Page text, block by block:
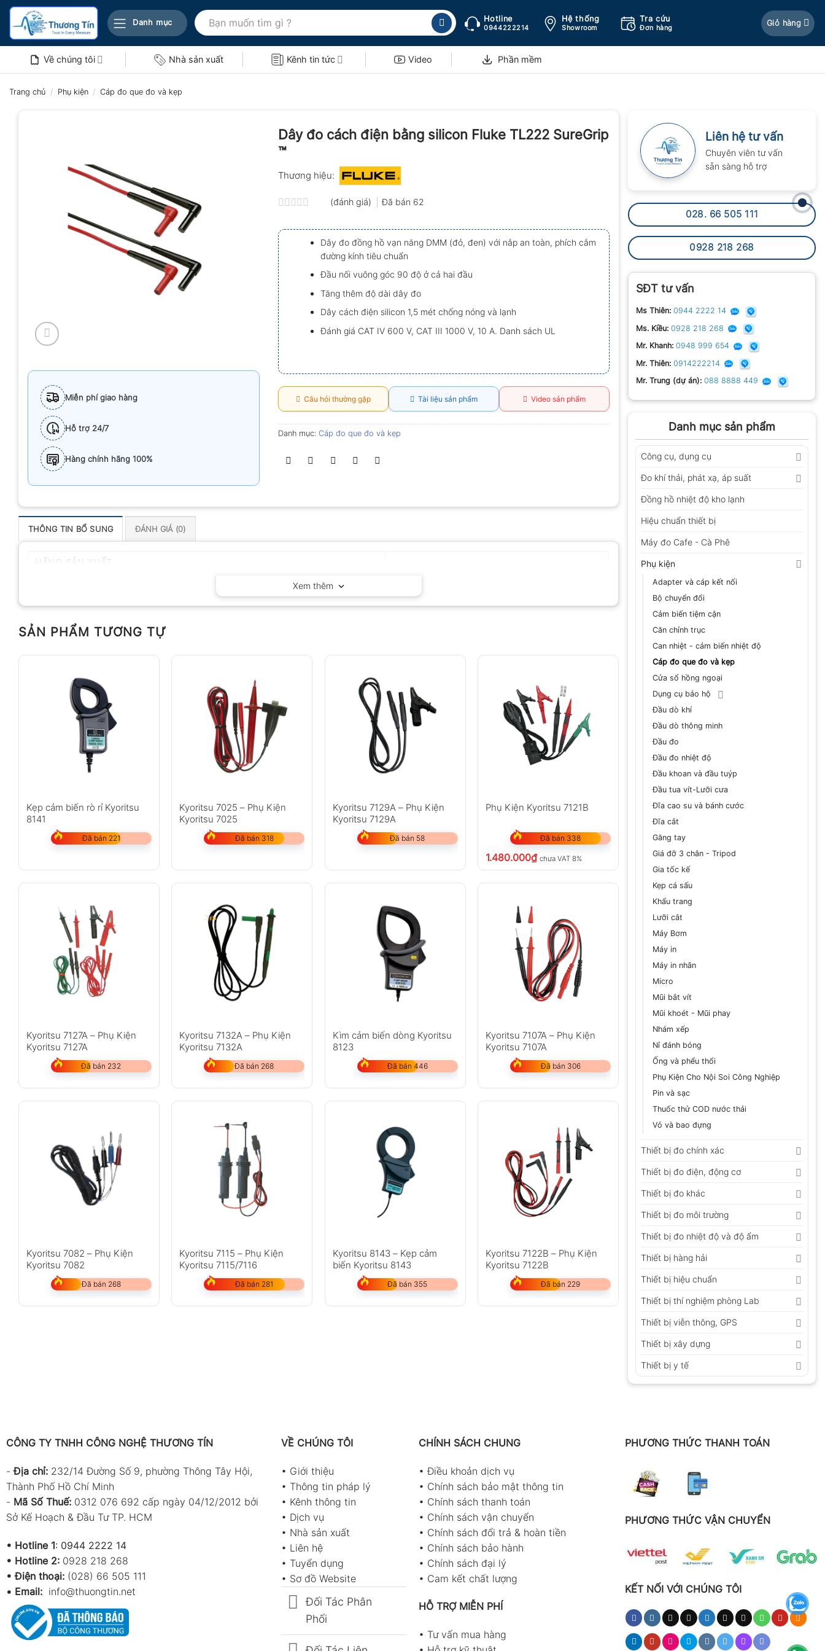
Bỏ
nội
Danh mục
Tìm
kiếm:
Hotline
0944222214
Hệ thống
Showroom
Tra cứu
Đơn hàng
Giỏ hàng
Về chúng tôi Nhà sản xuất Kênh tin tức Video Phần mềm
Trang chủ / Phụ kiện / Cáp đo que đo và kẹp
Liên hệ tư vấn
Chuyên viên tư vấn
sẵn sàng hỗ trợ
028. 66 505 111
0928 218 268
SĐT tư vấn
Ms Thiên: 0944 2222 14
Ms. Kiều: 0928 218 268
Mr. Khanh: 0948 999 654
Mr. Thiên: 0914222214
Mr. Trung (dự án): 088 8888 449
Danh mục sản phẩm
Công cụ, dụng cụ
Đo khí thải, phát xạ, áp suất
Đồng hồ nhiệt độ kho lạnh
Hiệu chuẩn thiết bị
Máy đo Cafe - Cà Phê
Phụ kiện
Adapter và cáp kết nối
Bộ chuyển đổi
Cảm biến tiệm cận
Căn chỉnh trục
Can nhiệt - cảm biến nhiệt độ
Cáp đo que đo và kẹp
Cửa sổ hồng ngoại
Dụng cụ bảo hộ
Đầu dò khí
Đầu dò thông minh
Đầu đo
Đầu đo nhiệt độ
Đầu khoan và đầu tuýp
Đầu tua vít-Lưỡi cưa
Đĩa cao su và bánh cước
Đĩa cắt
Găng tay
Giá đỡ 3 chân - Tripod
Gia tốc kế
Kẹp cá sấu
Khẩu trang
Lưỡi cắt
Máy Bơm
Máy in
Máy in nhãn
Micro
Mũi bắt vít
Mũi khoét - Mũi phay
Nhám xếp
Nỉ đánh bóng
Ống và phểu thổi
Phụ Kiện Cho Nội Soi Công Nghiệp
Pin và sạc
Thuốc thử COD nước thải
Vỏ và bao đựng
Thiết bị đo chính xác
Thiết bị đo điện, động cơ
Thiết bị đo khác
Thiết bị đo môi trường
Thiết bị đo nhiệt độ và độ ẩm
Thiết bị hàng hải
Thiết bị hiệu chuẩn
Thiết bị thí nghiệm phòng Lab
Thiết bị viễn thông, GPS
Thiết bị xây dựng
Thiết bị y tế
Miễn phí giao hàng
Hỗ trợ 24/7
Hàng chính hãng 100%
Dây đo cách điện bằng silicon Fluke TL222 SureGrip
™
Thương hiệu:
xếp
hạng
0.0
5
sao
(đánh giá) Đã bán 62
Dây đo đồng hồ vạn năng DMM (đỏ, đen) với nắp an toàn, phích cắm
đường kính tiêu chuẩn
Đầu nối vuông góc 90 độ ở cả hai đầu
Tăng thêm độ dài dây đo
Dây cách điện silicon 1,5 mét chống nóng và lạnh
Đánh giá CAT IV 600 V, CAT III 1000 V, 10 A. Danh sách UL
Câu hỏi thường gặp Tài liệu sản phẩm Video sản phẩm
Danh mục: Cáp đo que đo và kẹp
THÔNG TIN BỔ SUNG ĐÁNH GIÁ (0)
Xem thêm
SẢN PHẨM TƯƠNG TỰ
Kẹp cảm biến rò rỉ Kyoritsu
8141
Đã bán 221
Kyoritsu 7025 – Phụ Kiện
Kyoritsu 7025
Đã bán 318
Kyoritsu 7129A – Phụ Kiện
Kyoritsu 7129A
Đã bán 58
Phụ Kiện Kyoritsu 7121B
Đã bán 338
1.480.000₫ chưa VAT 8%
Kyoritsu 7127A – Phụ Kiện
Kyoritsu 7127A
Đã bán 232
Kyoritsu 7132A – Phụ Kiện
Kyoritsu 7132A
Đã bán 268
Kìm cảm biến dòng Kyoritsu
8123
Đã bán 446
Kyoritsu 7107A – Phụ Kiện
Kyoritsu 7107A
Đã bán 306
Kyoritsu 7082 – Phụ Kiện
Kyoritsu 7082
Đã bán 268
Kyoritsu 7115 – Phụ Kiện
Kyoritsu 7115/7116
Đã bán 281
Kyoritsu 8143 – Kẹp cảm
biến Kyoritsu 8143
Đã bán 355
Kyoritsu 7122B – Phụ Kiện
Kyoritsu 7122B
Đã bán 229
CÔNG TY TNHH CÔNG NGHỆ THƯƠNG TÍN
-Địa chỉ: 232/14 Đường Số 9, phường Thông Tây Hội,
Thành Phố Hồ Chí Minh
- Mã Số Thuế: 0312 076 692 cấp ngày 04/12/2012 bởi
Sở Kế Hoạch & Đầu Tư TP. HCM
• Hotline 1: 0944 2222 14
• Hotline 2: 0928 218 268
• Điện thoại: (028) 66 505 111
• Email: info@thuongtin.net
VỀ CHÚNG TÔI
• Giới thiệu
• Thông tin pháp lý
• Kênh thông tin
• Dịch vụ
• Nhà sản xuất
• Liên hệ
• Tuyển dụng
• Sơ đồ Website
Đối Tác Phân
Phối
CHÍNH SÁCH CHUNG
•Điều khoản dịch vụ
• Chính sách bảo mật thông tin
• Chính sách thanh toán
• Chính sách vận chuyển
• Chính sách đổi trả & hoàn tiền
• Chính sách bảo hành
• Chính sách đại lý
• Cam kết chất lượng
HỖ TRỢ MIỄN PHÍ
• Tư vấn mua hàng
PHƯƠNG THỨC THANH TOÁN
PHƯƠNG THỨC VẬN CHUYỂN
KẾT NỐI VỚI CHÚNG TÔI